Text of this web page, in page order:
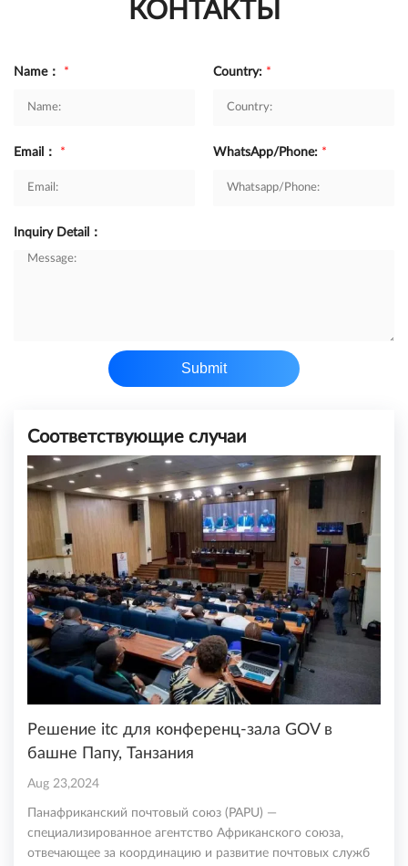
КОНТАКТЫ
Name： * Country: *
Email： * WhatsApp/Phone: *
Inquiry Detail：
Submit
Соответствующие случаи
Решение itc для конференц-зала GOV в
башне Папу, Танзания
Aug 23,2024
Панафриканский почтовый союз (PAPU) —
специализированное агентство Африканского союза,
отвечающее за координацию и развитие почтовых служб